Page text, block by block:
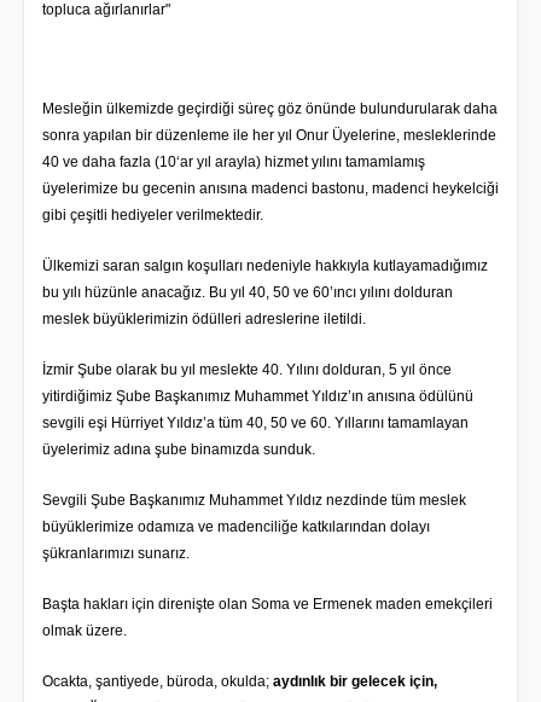
topluca ağırlanırlar"
Mesleğin ülkemizde geçirdiği süreç göz önünde bulundurularak daha
sonra yapılan bir düzenleme ile her yıl Onur Üyelerine, mesleklerinde
40 ve daha fazla (10‘ar yıl arayla) hizmet yılını tamamlamış
üyelerimize bu gecenin anısına madenci bastonu, madenci heykelciği
gibi çeşitli hediyeler verilmektedir.
Ülkemizi saran salgın koşulları nedeniyle hakkıyla kutlayamadığımız
bu yılı hüzünle anacağız. Bu yıl 40, 50 ve 60’ıncı yılını dolduran
meslek büyüklerimizin ödülleri adreslerine iletildi.
İzmir Şube olarak bu yıl meslekte 40. Yılını dolduran, 5 yıl önce
yitirdiğimiz Şube Başkanımız Muhammet Yıldız’ın anısına ödülünü
sevgili eşi Hürriyet Yıldız’a tüm 40, 50 ve 60. Yıllarını tamamlayan
üyelerimiz adına şube binamızda sunduk.
Sevgili Şube Başkanımız Muhammet Yıldız nezdinde tüm meslek
büyüklerimize odamıza ve madenciliğe katkılarından dolayı
şükranlarımızı sunarız.
Başta hakları için direnişte olan Soma ve Ermenek maden emekçileri
olmak üzere.
Ocakta, şantiyede, büroda, okulda; aydınlık bir gelecek için,